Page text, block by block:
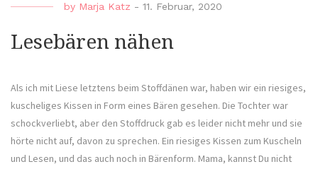
by Marja Katz - 11. Februar, 2020
Lesebären nähen
Als ich mit Liese letztens beim Stoffdänen war, haben wir ein riesiges,
kuscheliges Kissen in Form eines Bären gesehen. Die Tochter war
schockverliebt, aber den Stoffdruck gab es leider nicht mehr und sie
hörte nicht auf, davon zu sprechen. Ein riesiges Kissen zum Kuscheln
und Lesen, und das auch noch in Bärenform. Mama, kannst Du nicht